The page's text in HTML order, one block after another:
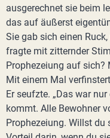
ausgerechnet sie beim
das auf äußerst
Sie gab sich einen
fragte mit zitternder
Prophezeiung auf sich?
Mit einem Mal
Er seufzte. „Das war
kommt. Alle Bewohner
Prophezeiung. Willst du